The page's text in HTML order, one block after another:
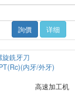
詢價
详细
内牙/外牙)
高速加工机